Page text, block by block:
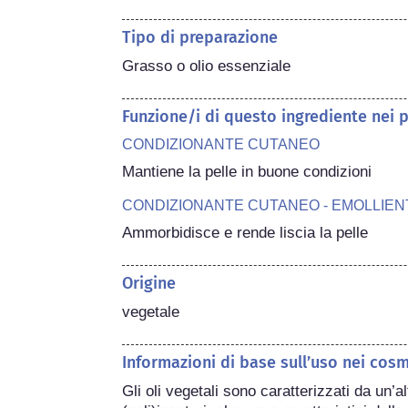
Tipo di preparazione
Grasso o olio essenziale
Funzione/i di questo ingrediente nei
CONDIZIONANTE CUTANEO
Mantiene la pelle in buone condizioni
CONDIZIONANTE CUTANEO -
Ammorbidisce e rende liscia la pelle
Origine
vegetale
Informazioni di base sull’uso nei
Gli oli vegetali sono caratterizzati da